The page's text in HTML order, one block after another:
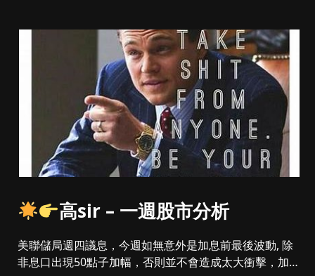
高sir – 一週股市分析
美聯儲局週四議息，今週如無意外是加息前最後波動, 除
非息口出現50點子加幅，否則並不會造成太大衝擊，加息